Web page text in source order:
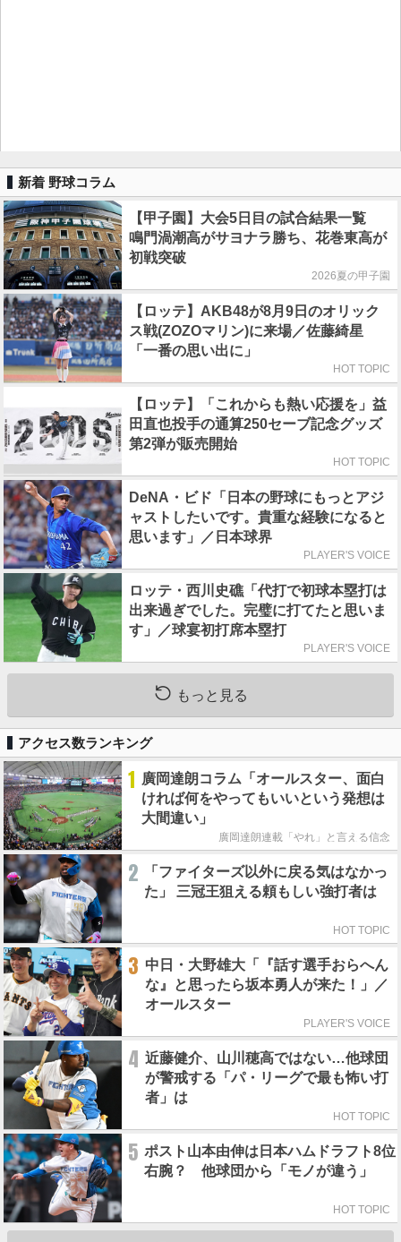
新着 野球コラム
【甲子園】大会5日目の試合結果一覧
鳴門渦潮高がサヨナラ勝ち、花巻東高が
初戦突破
2026夏の甲子園
【ロッテ】AKB48が8月9日のオリック
ス戦(ZOZOマリン)に来場／佐藤綺星
「一番の思い出に」
HOT TOPIC
【ロッテ】「これからも熱い応援を」益
田直也投手の通算250セーブ記念グッズ
第2弾が販売開始
HOT TOPIC
DeNA・ビド「日本の野球にもっとアジ
ャストしたいです。貴重な経験になると
思います」／日本球界
PLAYER'S VOICE
ロッテ・西川史礁「代打で初球本塁打は
出来過ぎでした。完璧に打てたと思いま
す」／球宴初打席本塁打
PLAYER'S VOICE
もっと見る
アクセス数ランキング
1 廣岡達朗コラム「オールスター、面白
ければ何をやってもいいという発想は
大間違い」
廣岡達朗連載「やれ」と言える信念
2
「ファイターズ以外に戻る気はなかっ
た」 三冠王狙える頼もしい強打者は
HOT TOPIC
3 中日・大野雄大「『話す選手おらへん
な』と思ったら坂本勇人が来た！」／
オールスター
PLAYER'S VOICE
4 近藤健介、山川穂高ではない…他球団
が警戒する「パ・リーグで最も怖い打
者」は
HOT TOPIC
5 ポスト山本由伸は日本ハムドラフト8位
右腕？ 他球団から「モノが違う」
HOT TOPIC